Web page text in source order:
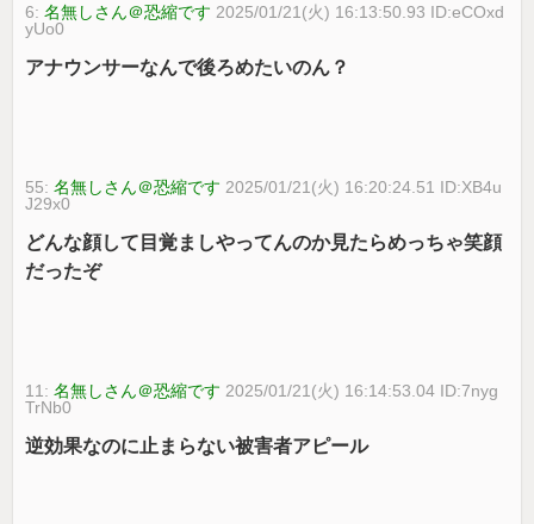
6:名無しさん＠恐縮です 2025/01/21(火) 16:13:50.93 ID:eCOxd
yUo0
アナウンサーなんで後ろめたいのん？
55:名無しさん＠恐縮です 2025/01/21(火) 16:20:24.51 ID:XB4u
J29x0
どんな顔して目覚ましやってんのか見たらめっちゃ笑顔
だったぞ
11:名無しさん＠恐縮です 2025/01/21(火) 16:14:53.04 ID:7nyg
TrNb0
逆効果なのに止まらない被害者アピール